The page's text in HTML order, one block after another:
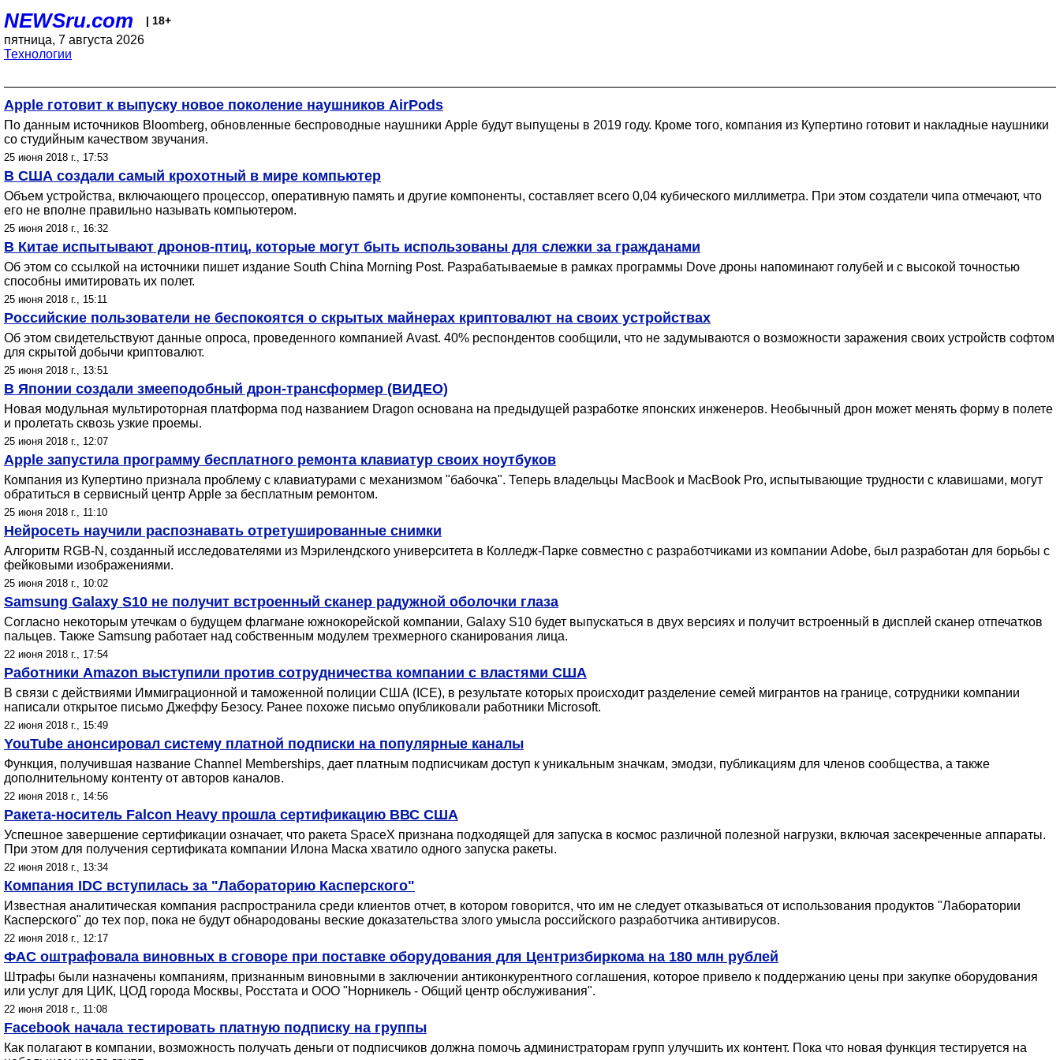
NEWSru.com | 18+
пятница, 7 августа 2026
Технологии
Apple готовит к выпуску новое поколение наушников AirPods
По данным источников Bloomberg, обновленные беспроводные наушники Apple будут выпущены в 2019 году. Кроме того, компания из Купертино готовит и накладные наушники
со студийным качеством звучания.
25 июня 2018 г., 17:53
В США создали самый крохотный в мире компьютер
Объем устройства, включающего процессор, оперативную память и другие компоненты, составляет всего 0,04 кубического миллиметра. При этом создатели чипа отмечают, что
его не вполне правильно называть компьютером.
25 июня 2018 г., 16:32
В Китае испытывают дронов-птиц, которые могут быть использованы для слежки за гражданами
Об этом со ссылкой на источники пишет издание South China Morning Post. Разрабатываемые в рамках программы Dove дроны напоминают голубей и с высокой точностью
способны имитировать их полет.
25 июня 2018 г., 15:11
Российские пользователи не беспокоятся о скрытых майнерах криптовалют на своих устройствах
Об этом свидетельствуют данные опроса, проведенного компанией Avast. 40% респондентов сообщили, что не задумываются о возможности заражения своих устройств софтом
для скрытой добычи криптовалют.
25 июня 2018 г., 13:51
В Японии создали змееподобный дрон-трансформер (ВИДЕО)
Новая модульная мультироторная платформа под названием Dragon основана на предыдущей разработке японских инженеров. Необычный дрон может менять форму в полете
и пролетать сквозь узкие проемы.
25 июня 2018 г., 12:07
Apple запустила программу бесплатного ремонта клавиатур своих ноутбуков
Компания из Купертино признала проблему с клавиатурами с механизмом "бабочка". Теперь владельцы MacBook и MacBook Pro, испытывающие трудности с клавишами, могут
обратиться в сервисный центр Apple за бесплатным ремонтом.
25 июня 2018 г., 11:10
Нейросеть научили распознавать отретушированные снимки
Алгоритм RGB-N, созданный исследователями из Мэрилендского университета в Колледж-Парке совместно с разработчиками из компании Adobe, был разработан для борьбы с
фейковыми изображениями.
25 июня 2018 г., 10:02
Samsung Galaxy S10 не получит встроенный сканер радужной оболочки глаза
Согласно некоторым утечкам о будущем флагмане южнокорейской компании, Galaxy S10 будет выпускаться в двух версиях и получит встроенный в дисплей сканер отпечатков
пальцев. Также Samsung работает над собственным модулем трехмерного сканирования лица.
22 июня 2018 г., 17:54
Работники Amazon выступили против сотрудничества компании с властями США
В связи с действиями Иммиграционной и таможенной полиции США (ICE), в результате которых происходит разделение семей мигрантов на границе, сотрудники компании
написали открытое письмо Джеффу Безосу. Ранее похоже письмо опубликовали работники Microsoft.
22 июня 2018 г., 15:49
YouTube анонсировал систему платной подписки на популярные каналы
Функция, получившая название Channel Memberships, дает платным подписчикам доступ к уникальным значкам, эмодзи, публикациям для членов сообщества, а также
дополнительному контенту от авторов каналов.
22 июня 2018 г., 14:56
Ракета-носитель Falcon Heavy прошла сертификацию ВВС США
Успешное завершение сертификации означает, что ракета SpaceX признана подходящей для запуска в космос различной полезной нагрузки, включая засекреченные аппараты.
При этом для получения сертификата компании Илона Маска хватило одного запуска ракеты.
22 июня 2018 г., 13:34
Компания IDC вступилась за "Лабораторию Касперского"
Известная аналитическая компания распространила среди клиентов отчет, в котором говорится, что им не следует отказываться от использования продуктов "Лаборатории
Касперского" до тех пор, пока не будут обнародованы веские доказательства злого умысла российского разработчика антивирусов.
22 июня 2018 г., 12:17
ФАС оштрафовала виновных в сговоре при поставке оборудования для Центризбиркома на 180 млн рублей
Штрафы были назначены компаниям, признанным виновными в заключении антиконкурентного соглашения, которое привело к поддержанию цены при закупке оборудования
или услуг для ЦИК, ЦОД города Москвы, Росстата и ООО "Норникель - Общий центр обслуживания".
22 июня 2018 г., 11:08
Facebook начала тестировать платную подписку на группы
Как полагают в компании, возможность получать деньги от подписчиков должна помочь администраторам групп улучшить их контент. Пока что новая функция тестируется на